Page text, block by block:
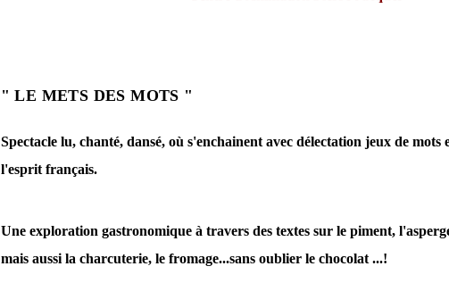
" LE METS DES MOTS "
Spectacle lu, chanté, dansé, où s'enchainent avec délectation jeux de mots
l'esprit français.
Une exploration gastronomique à travers des textes sur le piment,
mais aussi la charcuterie, le fromage...sans oublier le chocolat ...!